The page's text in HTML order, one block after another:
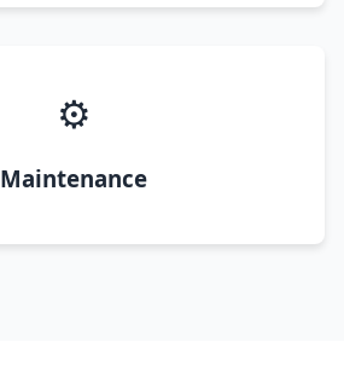
⚙️
Maintenance